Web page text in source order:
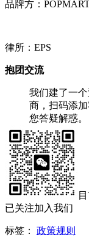
品牌方：
律所：EPS
抱团交流
我们建了一
商，扫码添
您答疑解惑。
已关注加入我们
标签：
政策规则